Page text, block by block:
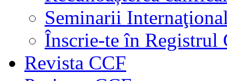
Seminarii
Înscrie-te în Registrul
Revista CCF